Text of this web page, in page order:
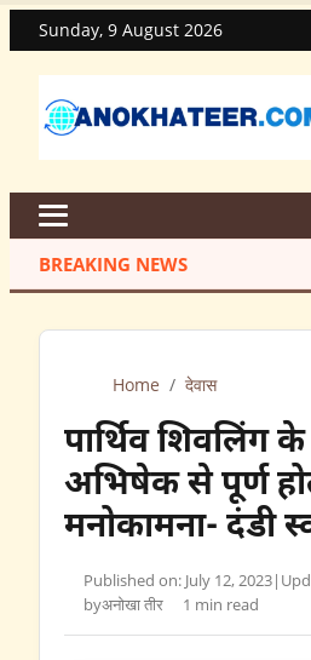
Sunday, 9 August 2026
BREAKING NEWS
Home / देवास
पार्थिव शिवलिंग
अभिषेक से पूर्ण
मनोकामना- दंडी
Published on: July 12, 2023|
byअनोखा तीर 1 min read